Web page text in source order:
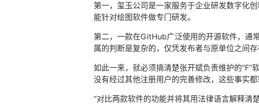
第一，玺玉公司是一家服务于企业研发数字化
能针对绘图软件做专门研发。
第二，一款在GitHub广泛使用的开源软件，通
属的判断是复杂的，仅凭发布者与原单位之间
如此一来，就必须搞清楚张开斌负责维护的“F”
没有经过其他注册用户的完善修改，这些事实都
“对比两款软件的功能并将其用法律语言解释清